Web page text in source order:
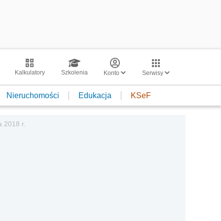
Kalkulatory Szkolenia Konto Serwisy
Nieruchomości Edukacja KSeF
2018 r.